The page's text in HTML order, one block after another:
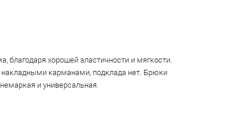
благодаря хорошей эластичности и мягкости.
карманами, подклада нет. Брюки
и универсальная.